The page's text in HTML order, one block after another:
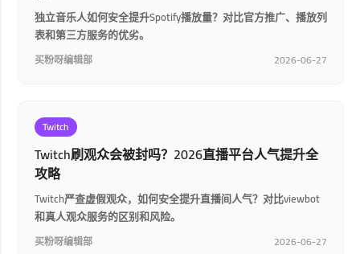
独立音乐人如何安全提升Spotify播放量？对比官方推广、播放列
表和第三方服务的优劣。
买粉呀编辑部 2026-06-27
Twitch
Twitch刷观众会被封吗？2026直播平台人气提升全
攻略
Twitch严查虚假观众，如何安全提升直播间人气？对比viewbot
和真人观众服务的区别和风险。
买粉呀编辑部 2026-06-27